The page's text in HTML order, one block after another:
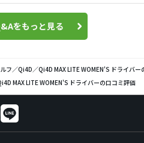
をもっと見る
フ／Qi4D／Qi4D MAX LITE WOMEN'S ドライバー
MAX LITE WOMEN'S ドライバーの口コミ評価